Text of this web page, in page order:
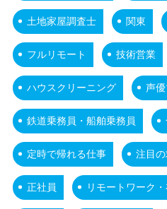
土地家屋調査士 関東
フルリモート 技術営業
ハウスクリーニング 声
鉄道乗務員・船舶乗務員
定時で帰れる仕事 注目
正社員 リモートワーク